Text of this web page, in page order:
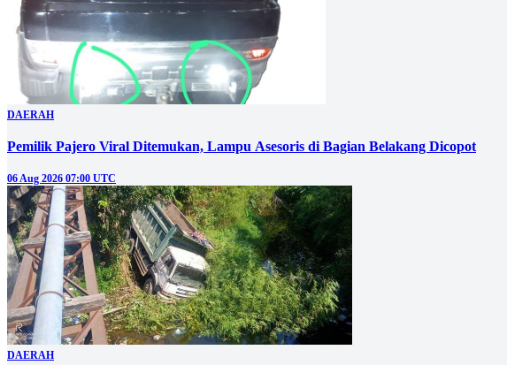
DAERAH
Pemilik Pajero Viral Ditemukan, Lampu Asesoris di Bagian Belakang Dicopot
06 Aug 2026 07:00 UTC
DAERAH